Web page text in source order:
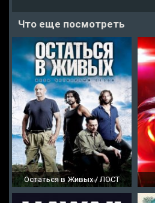
Что еще посмотреть
Остаться в Живых / ЛОСТ